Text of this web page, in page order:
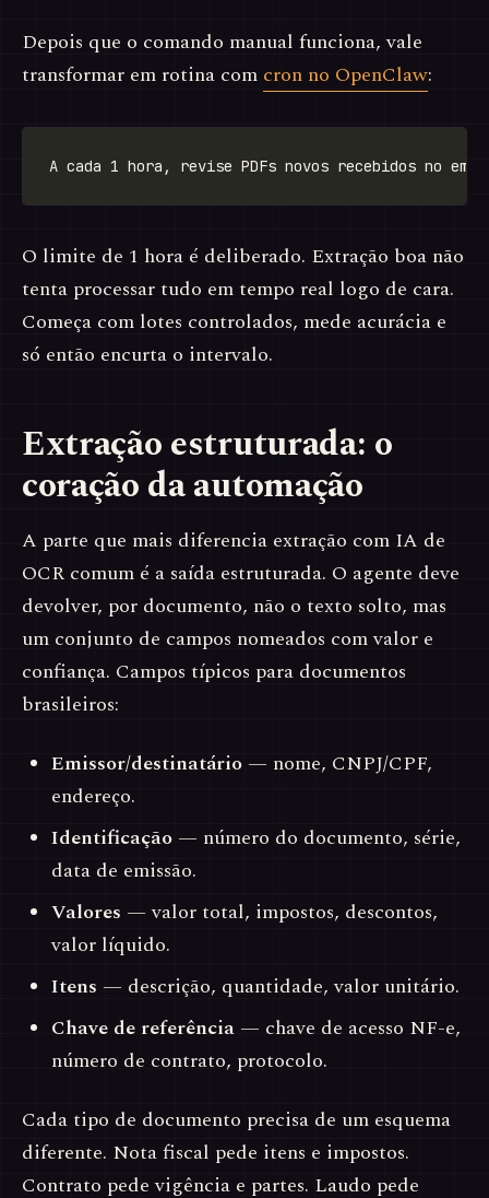
Depois que o comando manual funciona, vale
transformar em rotina com cron no OpenClaw:
O limite de 1 hora é deliberado. Extração boa não
tenta processar tudo em tempo real logo de cara.
Começa com lotes controlados, mede acurácia e
só então encurta o intervalo.
Extração estruturada: o
coração da automação
A parte que mais diferencia extração com IA de
OCR comum é a saída estruturada. O agente deve
devolver, por documento, não o texto solto, mas
um conjunto de campos nomeados com valor e
confiança. Campos típicos para documentos
brasileiros:
Emissor/destinatário — nome, CNPJ/CPF,
endereço.
Identificação — número do documento, série,
data de emissão.
Valores — valor total, impostos, descontos,
valor líquido.
Itens — descrição, quantidade, valor unitário.
Chave de referência — chave de acesso NF-e,
número de contrato, protocolo.
Cada tipo de documento precisa de um esquema
diferente. Nota fiscal pede itens e impostos.
Contrato pede vigência e partes. Laudo pede